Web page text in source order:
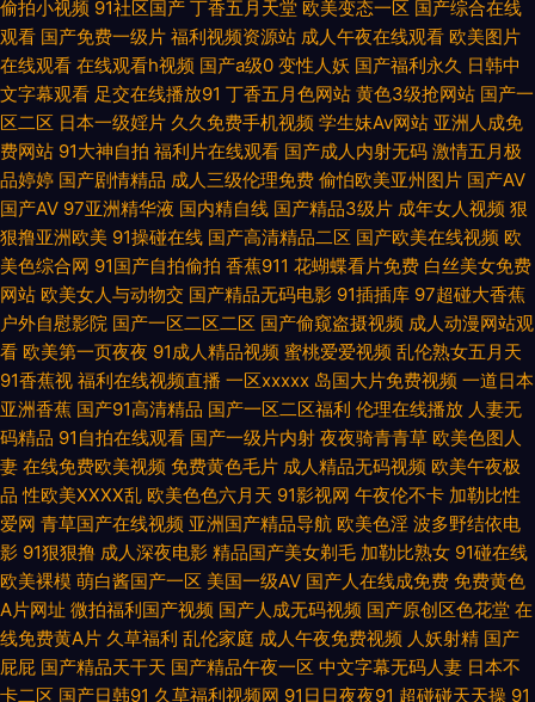
色大香蕉 麻豆www 内射少妇视频 人妻超碰免费在线 亚洲成人色色 91美女
诱惑 91人妻人人爽 91露脸熟女精品 97人人操操人人 草莓com 97色伦影院
www日韩欧美 福利导航网 国产红杏导航 欧洲精品永久入口 精品久久综合五
美女91网站黑丝 欧美色图p 成人AV社区影院 男人色导航 色色的主站 影音先
锋91看片 国产精品第36页 91aiai 97成人碰 狠狠日狠狠干 五月激情在线网
伊人在线欧洲 亚洲国产黄色精品 午夜成人福利社 日本中文字幕色 香蕉视频
18 午夜福利18禁 日韩素人在线一区 91n精品 影音先锋成人精东 91日本 91福
利所 在线97视频观看 综合亚洲色色图 97在线 黄色性生活一级 日韩二级色色
视频 91看视频黄入口 91下载入口桃色 精品网站导航 欧美成人A 欧洲无码一
区二区 少妇日皮 午夜福利院产业 91com视频 91熟女视频口 国产伦乱 美女
被草视频网址 国产激情AV 久久大香蕉伊人 久久青青肏 青青超碰 午夜剧院爽
偷拍小视频 91社区国产 丁香五月天堂 欧美变态一区 国产综合在线
观看 国产免费一级片 福利视频资源站 成人午夜在线观看 欧美图片
在线观看 在线观看h视频 国产a级0 变性人妖 国产福利永久 日韩中
文字幕观看 足交在线播放91 丁香五月色网站 黄色3级抢网站 国产一
区二区 日本一级婬片 久久免费手机视频 学生妹Av网站 亚洲人成免
费网站 91大神自拍 福利片在线观看 国产成人内射无码 激情五月极
品婷婷 国产剧情精品 成人三级伦理免费 偷怕欧美亚州图片 国产AV
国产AV 97亚洲精华液 国内精自线 国产精品3级片 成年女人视频 狠
狠撸亚洲欧美 91操碰在线 国产高清精品二区 国产欧美在线视频 欧
美色综合网 91国产自拍偷拍 香蕉911 花蝴蝶看片免费 白丝美女免费
网站 欧美女人与动物交 国产精品无码电影 91插插库 97超碰大香蕉
户外自慰影院 国产一区二区二区 国产偷窥盗摄视频 成人动漫网站观
看 欧美第一页夜夜 91成人精品视频 蜜桃爱爱视频 乱伦熟女五月天
91香蕉视 福利在线视频直播 一区xxxxx 岛国大片免费视频 一道日本
亚洲香蕉 国产91高清精品 国产一区二区福利 伦理在线播放 人妻无
码精品 91自拍在线观看 国产一级片内射 夜夜骑青青草 欧美色图人
妻 在线免费欧美视频 免费黄色毛片 成人精品无码视频 欧美午夜极
品 性欧美ⅩⅩⅩⅩ乱 欧美色色六月天 91影视网 午夜伦不卡 加勒比性
爱网 青草国产在线视频 亚洲国产精品导航 欧美色淫 波多野结依电
影 91狠狠撸 成人深夜电影 精品国产美女剃毛 加勒比熟女 91碰在线
欧美裸模 萌白酱国产一区 美国一级AV 国产人在线成免费 免费黄色
A片网址 微拍福利国产视频 国产人成无码视频 国产原创区色花堂 在
线免费黄A片 久草福利 乱伦家庭 成人午夜免费视频 人妖射精 国产
屁屁 国产精品天干天 国产精品午夜一区 中文字幕无码人妻 日本不
卡二区 国产日韩91 久草福利视频网 91日日夜夜91 超碰碰天天操 91